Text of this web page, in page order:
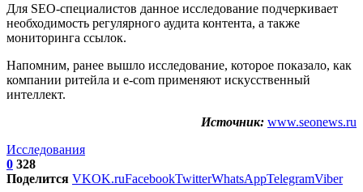
Для SEO-специалистов данное исследование подчеркивает
необходимость регулярного аудита контента, а также
мониторинга ссылок.
Напомним, ранее вышло исследование, которое показало, как
компании ритейла и e-com применяют искусственный
интеллект.
Источник: www.seonews.ru
Исследования
0 328
Поделится VKOK.ruFacebookTwitterWhatsAppTelegramViber